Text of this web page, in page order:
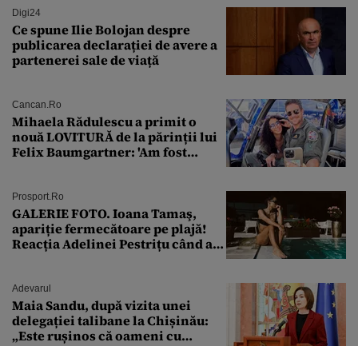
Digi24
Ce spune Ilie Bolojan despre
publicarea declarației de avere a
partenerei sale de viață
Cancan.ro
Mihaela Rădulescu a primit o
nouă LOVITURĂ de la părinții lui
Felix Baumgartner: 'Am fost
Prosport.ro
GALERIE FOTO. Ioana Tamaş,
apariție fermecătoare pe plajă!
Reacția Adelinei Pestrițu când a
Adevarul
Maia Sandu, după vizita unei
delegației talibane la Chișinău:
„Este rușinos că oameni cu